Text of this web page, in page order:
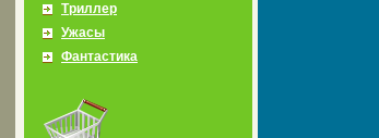
Триллер
Ужасы
Фантастика